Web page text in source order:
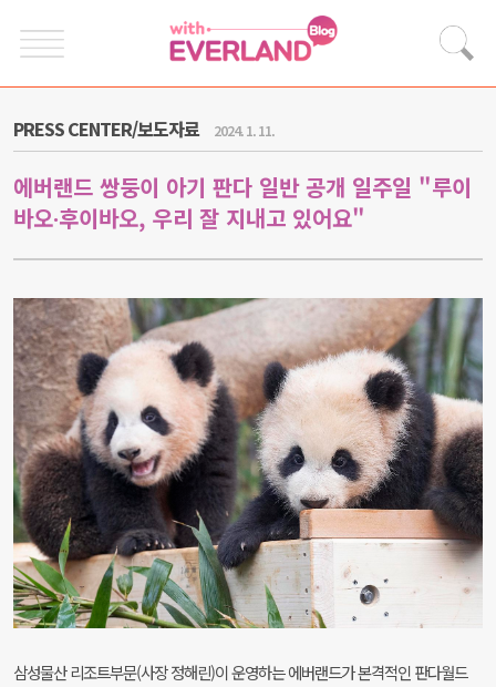
PRESS CENTER/보도자료 2024. 1. 11.
에버랜드 쌍둥이 아기 판다 일반 공개 일주일 "루이
바오∙후이바오, 우리 잘 지내고 있어요"
삼성물산 리조트부문(사장 정해린)이 운영하는 에버랜드가 본격적인 판다월드